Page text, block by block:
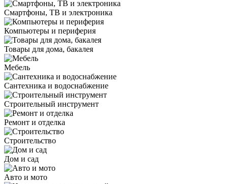
Смартфоны, ТВ и электроника
Компьютеры и периферия
Товары для дома, бакалея
Мебель
Сантехника и водоснабжение
Строительный инструмент
Ремонт и отделка
Строительство
Дом и сад
Авто и мото